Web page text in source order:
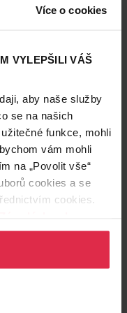
Více o cookies
VYLEPŠILI VÁŠ
aby naše služby
se na našich
funkce, mohli
vám mohli
na „Povolit vše“
cookies a se
cookies.
Stačí sepnout a
v nich v létě horko?
vám bude i ve